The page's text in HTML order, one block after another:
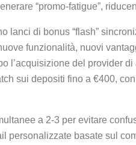
“promo‑fatigue”,
lanci di bonus “flash”
funzionalità, nuovi
l’acquisizione del provider
sui depositi fino a €400,
a 2‑3 per evitare
personalizzate basate sul